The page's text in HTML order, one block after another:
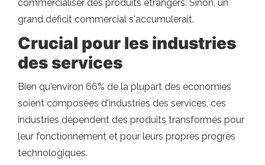
commercialiser des produits étrangers. Sinon, un
grand déficit commercial s'accumulerait.
Crucial pour les industries
des services
Bien qu'environ 66% de la plupart des économies
soient composées d'industries des services, ces
industries dépendent des produits transformés pour
leur fonctionnement et pour leurs propres progrès
technologiques.